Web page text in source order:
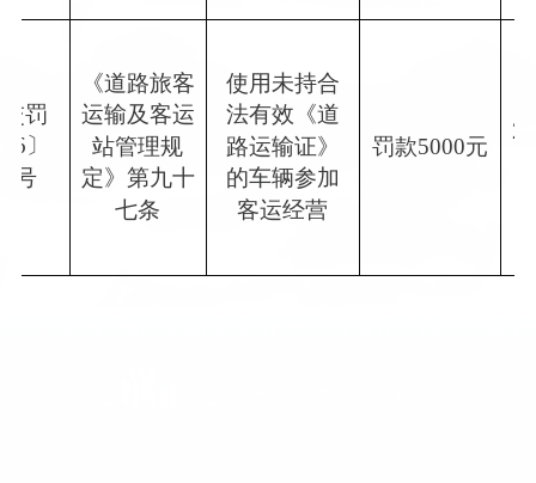
罚
〕
号
《道路旅客
运输及客运
站管理规
定》第九十
七条
使用未持合
法有效《道
路运输证》
的车辆参加
客运经营
罚款5000元